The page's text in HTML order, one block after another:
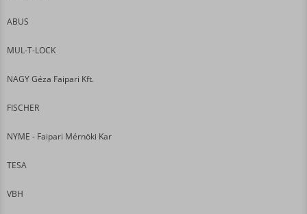
ABUS
MUL-T-LOCK
NAGY Géza Faipari Kft.
FISCHER
NYME - Faipari Mérnöki Kar
TESA
VBH